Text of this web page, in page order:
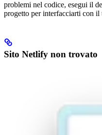
problemi nel codice, esegui il
progetto per interfacciarti con
Sito Netlify non trovato